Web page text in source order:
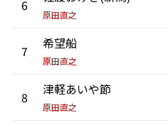
6
原田直之
7 希望船
原田直之
8 津軽あいや節
原田直之